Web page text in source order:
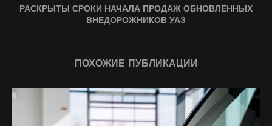
РАСКРЫТЫ СРОКИ НАЧАЛА ПРОДАЖ ОБНОВЛЁННЫХ
ВНЕДОРОЖНИКОВ УАЗ
ПОХОЖИЕ ПУБЛИКАЦИИ